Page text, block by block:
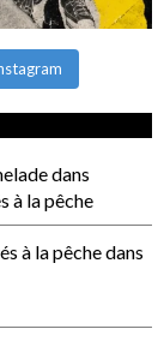
dans
à la pêche
à la pêchedans